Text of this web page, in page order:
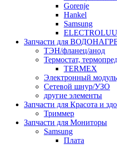
Gorenje
Hankel
Samsung
Запчасти для
ТЭН/фланец/анод
Термостат,
TERMEX
Электронный
Сетевой шнур/УЗО
другие элементы
Запчасти для Красота и
Триммер
Запчасти для Мониторы
Samsung
Плата